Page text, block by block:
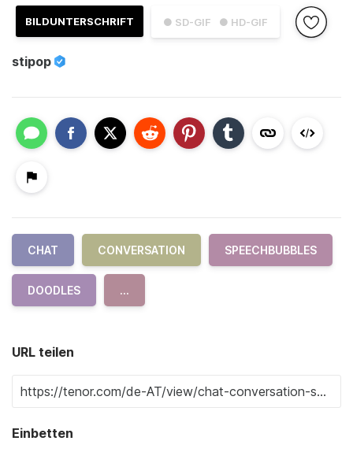
● SD-GIF ● HD-GIF
BILDUNTERSCHRIFT
stipop
CHAT CONVERSATION SPEECHBUBBLES
DOODLES ...
URL teilen
Einbetten